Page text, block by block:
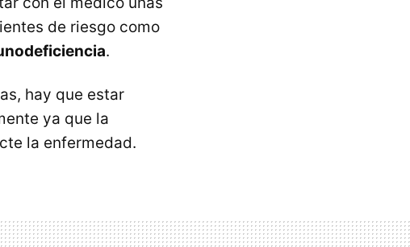
de riesgo como
.
hay que estar
ya que la
la enfermedad.